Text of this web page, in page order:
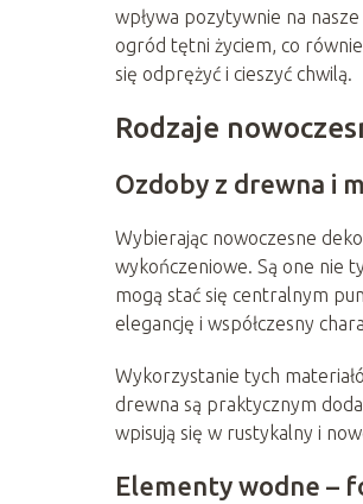
wpływa pozytywnie na nasze
ogród tętni życiem, co
się odprężyć i cieszyć chwilą.
Rodzaje
Ozdoby z drewna i
Wybierając nowoczesne
wykończeniowe. Są one nie
mogą stać się centralnym
elegancję i współczesny
Wykorzystanie tych
drewna są praktycznym
wpisują się w rustykalny i
Elementy wodne –